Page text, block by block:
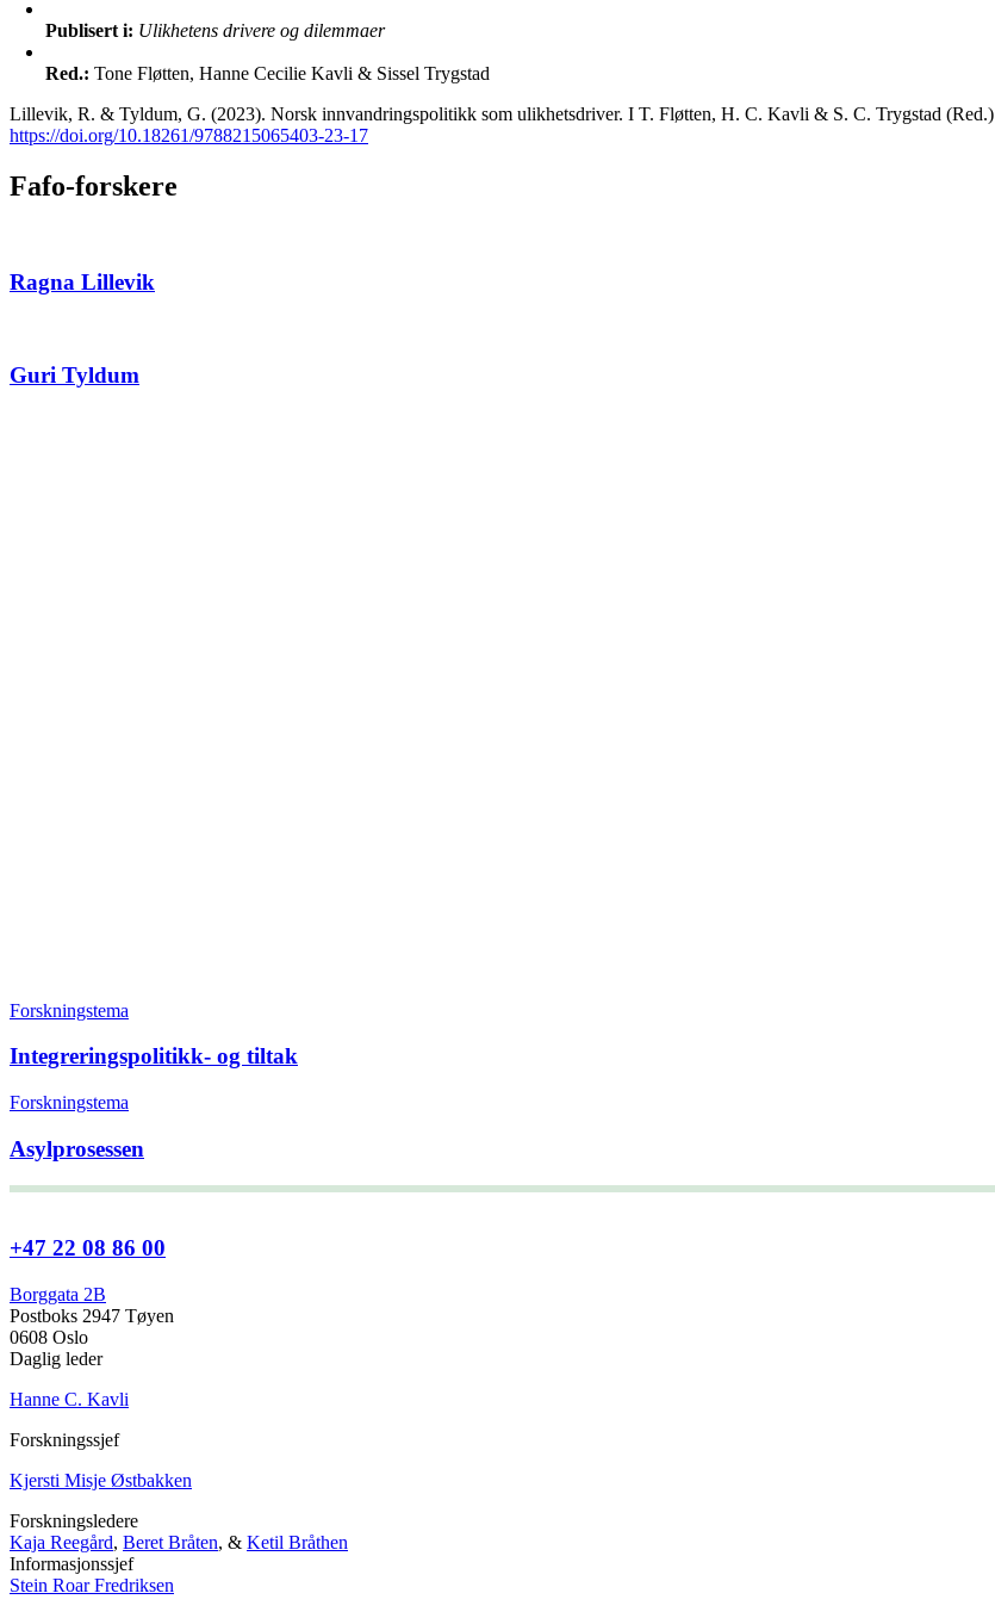
Publisert i: Ulikhetens drivere og dilemmaer
Red.: Tone Fløtten, Hanne Cecilie Kavli & Sissel Trygstad
Lillevik, R. & Tyldum, G. (2023). Norsk innvandringspolitikk som ulikhetsdriver. I T. Fløtten, H. C. Kavli & S. C. Trygstad (Red.)
https://doi.org/10.18261/9788215065403-23-17
Fafo-forskere
Ragna Lillevik
Guri Tyldum
Forskningstema
Integreringspolitikk- og tiltak
Forskningstema
Asylprosessen
+47 22 08 86 00
Borggata 2B
Postboks 2947 Tøyen
0608 Oslo
Daglig leder
Hanne C. Kavli
Forskningssjef
Kjersti Misje Østbakken
Forskningsledere
Kaja Reegård, Beret Bråten, & Ketil Bråthen
Informasjonssjef
Stein Roar Fredriksen